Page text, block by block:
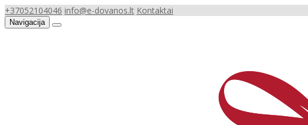
+37052104046 info@e-dovanos.lt Kontaktai
Navigacija